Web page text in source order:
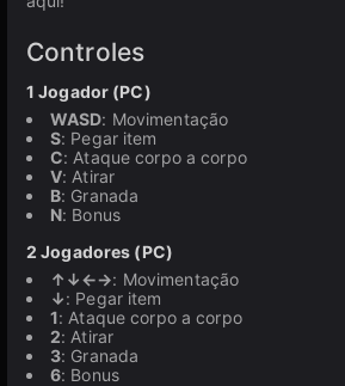
Controles
1 Jogador (PC)
WASD: Movimentação
S: Pegar item
C: Ataque corpo a corpo
V: Atirar
B: Granada
N: Bonus
2 Jogadores (PC)
↑↓←→: Movimentação
↓: Pegar item
1: Ataque corpo a corpo
2: Atirar
3: Granada
6: Bonus